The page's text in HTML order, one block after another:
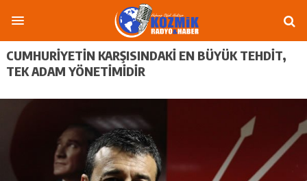
CUMHURIYETIN KARŞISINDAKI EN BÜYÜK TEHDIT,
TEK ADAM YÖNETIMIDIR